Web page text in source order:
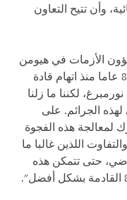
وأن تتيح التعاون
الأزمات في هيومن
رايتس ووتش ومُعِدّة الإحاطة: "مرت 80 عاما منذ اتهام قادة
لكننا ما زلنا
الجرائم. على
لمعالجة هذه الفجوة
اللذين غالبا ما
حتى تتمكن هذه